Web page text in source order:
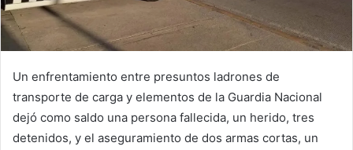
Un enfrentamiento entre presuntos ladrones de
transporte de carga y elementos de la Guardia Nacional
dejó como saldo una persona fallecida, un herido, tres
detenidos, y el aseguramiento de dos armas cortas, un